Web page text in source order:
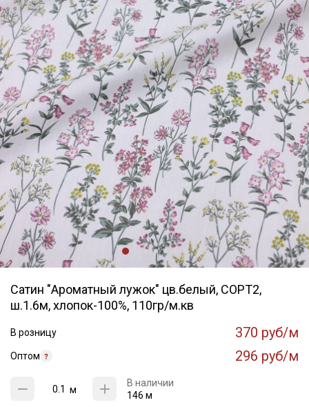
Сатин "Ароматный лужок" цв.белый, СОРТ2,
ш.1.6м, хлопок-100%, 110гр/м.кв
В розницу 370 руб/м
Оптом 296 руб/м
м
В наличии
146 м